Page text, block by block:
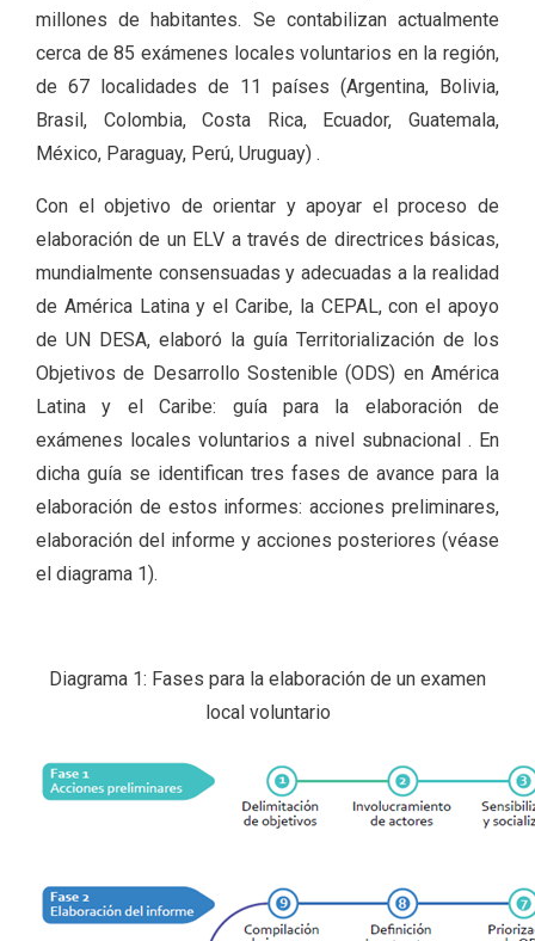
millones de habitantes. Se contabilizan actualmente
cerca de 85 exámenes locales voluntarios en la región,
de 67 localidades de 11 países (Argentina, Bolivia,
Brasil, Colombia, Costa Rica, Ecuador, Guatemala,
México, Paraguay, Perú, Uruguay) .
Con el objetivo de orientar y apoyar el proceso de
elaboración de un ELV a través de directrices básicas,
mundialmente consensuadas y adecuadas a la realidad
de América Latina y el Caribe, la CEPAL, con el apoyo
de UN DESA, elaboró la guía Territorialización de los
Objetivos de Desarrollo Sostenible (ODS) en América
Latina y el Caribe: guía para la elaboración de
exámenes locales voluntarios a nivel subnacional . En
dicha guía se identifican tres fases de avance para la
elaboración de estos informes: acciones preliminares,
elaboración del informe y acciones posteriores (véase
el diagrama 1).
Diagrama 1: Fases para la elaboración de un examen
local voluntario